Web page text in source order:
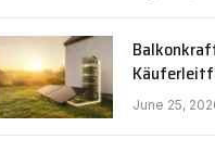
June 25,